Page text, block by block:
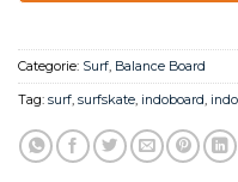
Categorie: Surf, Balance Board
Tag: surf, surfskate, indoboard,